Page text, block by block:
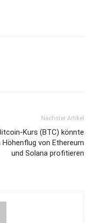
Nächster Artikel
Kurs (BTC) könnte
Höhenflug von Ethereum
und Solana profitieren